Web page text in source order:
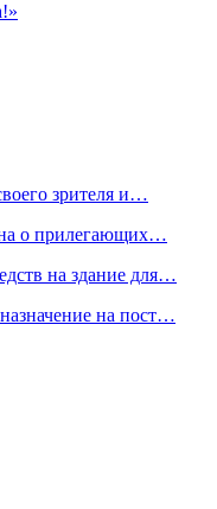
зрителя и…
о прилегающих…
на здание для…
на пост…